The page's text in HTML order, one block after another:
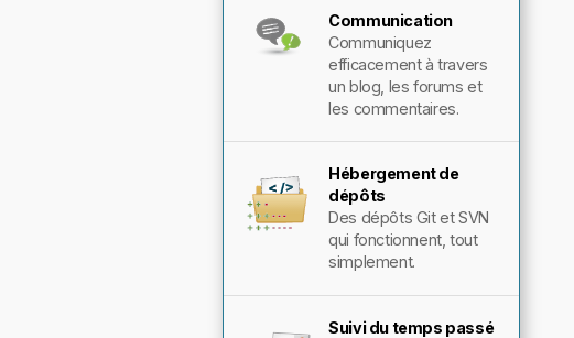
Communication
Communiquez
efficacement à travers
un blog, les forums et
les commentaires.
Hébergement de
dépôts
Des dépôts Git et SVN
qui fonctionnent, tout
simplement.
Suivi du temps passé